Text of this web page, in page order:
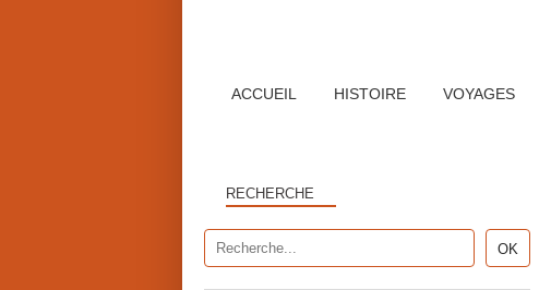
ACCUEIL HISTOIRE VOYAGES
RECHERCHE